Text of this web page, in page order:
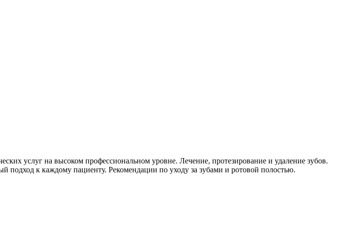
услуг на высоком профессиональном уровне. Лечение, протезирование и удаление зубов.
подход к каждому пациенту. Рекомендации по уходу за зубами и ротовой полостью.